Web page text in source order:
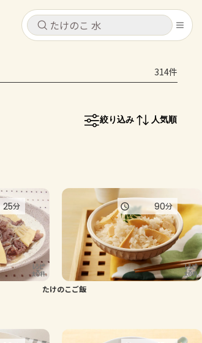
キャンセル
ログインするとレシピを保存できます
コンテンツ
レシピ
トーク
よくあるお問い合わせ
お買い物
キャンセル
コンテンツ
314件
絞り込み 人気順
25分
たけのこご飯
90分